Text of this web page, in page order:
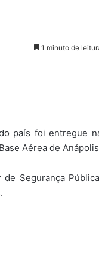
1 minuto de
país foi entregue
Aérea de
Segurança